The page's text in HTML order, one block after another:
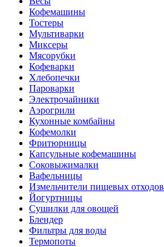
Кофемашины
Тостеры
Мультиварки
Миксеры
Мясорубки
Кофеварки
Хлебопечки
Пароварки
Электрочайники
Аэрогрили
Кухонные комбайны
Кофемолки
Фритюрницы
Капсульные кофемашины
Соковыжималки
Вафельницы
Измельчители пищевых отходов
Йогуртницы
Сушилки для овощей
Блендер
Фильтры для воды
Термопоты